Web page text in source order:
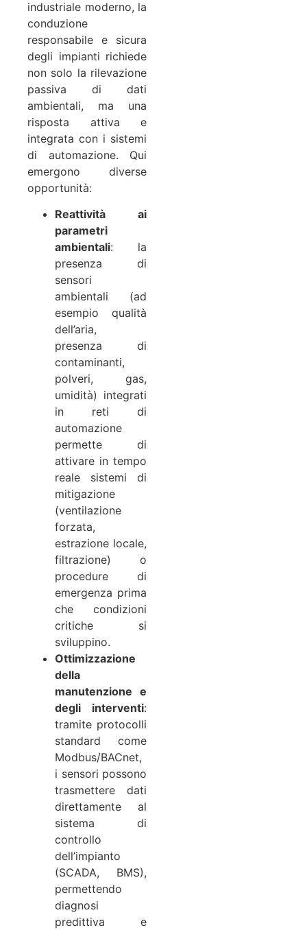
industriale moderno, la
conduzione
responsabile e sicura
degli impianti richiede
non solo la rilevazione
passiva di dati
ambientali, ma una
risposta attiva e
integrata con i sistemi
di automazione. Qui
emergono diverse
opportunità:
Reattività ai
parametri
ambientali: la
presenza di
sensori
ambientali (ad
esempio qualità
dell’aria,
presenza di
contaminanti,
polveri, gas,
umidità) integrati
in reti di
automazione
permette di
attivare in tempo
reale sistemi di
mitigazione
(ventilazione
forzata,
estrazione locale,
filtrazione) o
procedure di
emergenza prima
che condizioni
critiche si
sviluppino.
Ottimizzazione
della
manutenzione e
degli interventi:
tramite protocolli
standard come
Modbus/BACnet,
i sensori possono
trasmettere dati
direttamente al
sistema di
controllo
dell’impianto
(SCADA, BMS),
permettendo
diagnosi
predittiva e